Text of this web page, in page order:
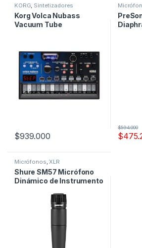
KORG, Sintetizadores
Korg Volca Nubass
Vacuum Tube
$939.000 $
$594.000
Micrófonos,XLR
Shure SM57 Micrófono
Dinámico de Instrumento